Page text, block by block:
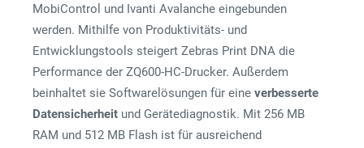
MobiControl und Ivanti Avalanche eingebunden
werden. Mithilfe von Produktivitäts- und
Entwicklungstools steigert Zebras Print DNA die
Performance der ZQ600-HC-Drucker. Außerdem
beinhaltet sie Softwarelösungen für eine verbesserte
Datensicherheit und Gerätediagnostik. Mit 256 MB
RAM und 512 MB Flash ist für ausreichend